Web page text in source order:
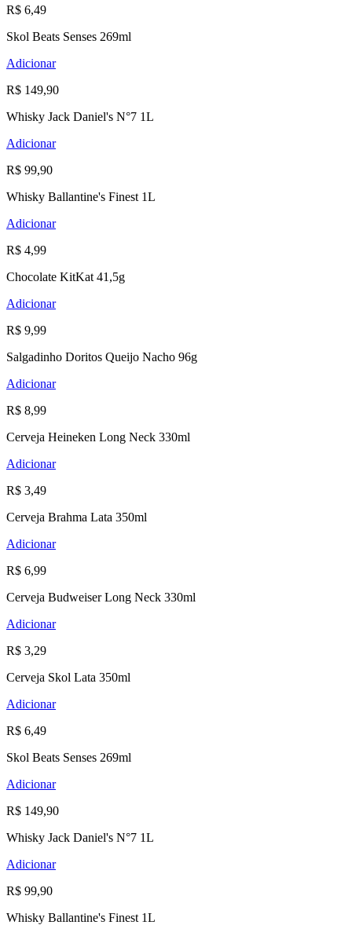
R$ 6,49
Skol Beats Senses 269ml
Adicionar
R$ 149,90
Whisky Jack Daniel's N°7 1L
Adicionar
R$ 99,90
Whisky Ballantine's Finest 1L
Adicionar
R$ 4,99
Chocolate KitKat 41,5g
Adicionar
R$ 9,99
Salgadinho Doritos Queijo Nacho 96g
Adicionar
R$ 8,99
Cerveja Heineken Long Neck 330ml
Adicionar
R$ 3,49
Cerveja Brahma Lata 350ml
Adicionar
R$ 6,99
Cerveja Budweiser Long Neck 330ml
Adicionar
R$ 3,29
Cerveja Skol Lata 350ml
Adicionar
R$ 6,49
Skol Beats Senses 269ml
Adicionar
R$ 149,90
Whisky Jack Daniel's N°7 1L
Adicionar
R$ 99,90
Whisky Ballantine's Finest 1L